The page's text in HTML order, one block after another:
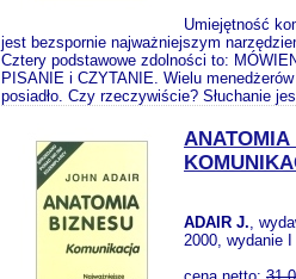
Umiejętność
jest bezspornie najważniejszym
Cztery podstawowe zdolności to:
PISANIE i CZYTANIE. Wielu
posiadło. Czy rzeczywiście? Słuchanie
ANATOMIA
ADAIR J.,
2000, wydanie I